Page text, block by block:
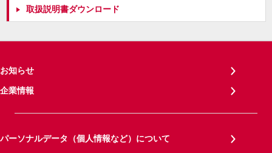
取扱説明書ダウンロード
お知らせ
企業情報
パーソナルデータ（個人情報など）について